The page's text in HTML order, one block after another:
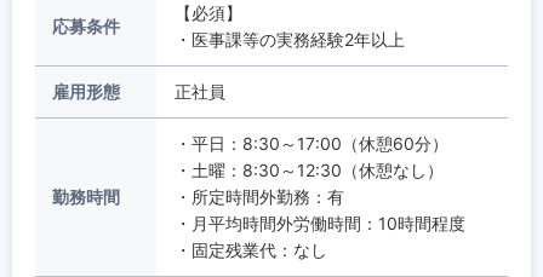
応募条件
【必須】
・医事課等の実務経験2年以上
雇用形態 正社員
勤務時間
・平日：8:30～17:00（休憩60分）
・土曜：8:30～12:30（休憩なし）
・所定時間外勤務：有
・月平均時間外労働時間：10時間程度
・固定残業代：なし